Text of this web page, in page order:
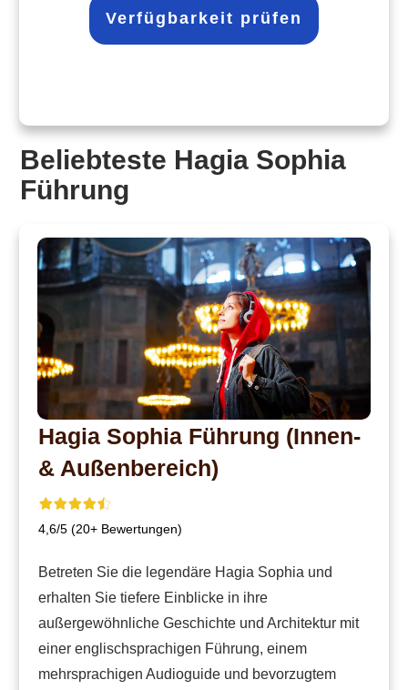
Verfügbarkeit prüfen
Beliebteste Hagia Sophia
Führung
Hagia Sophia Führung (Innen-
& Außenbereich)
4,6/5 (20+ Bewertungen)
Betreten Sie die legendäre Hagia Sophia und
erhalten Sie tiefere Einblicke in ihre
außergewöhnliche Geschichte und Architektur mit
einer englischsprachigen Führung, einem
mehrsprachigen Audioguide und bevorzugtem